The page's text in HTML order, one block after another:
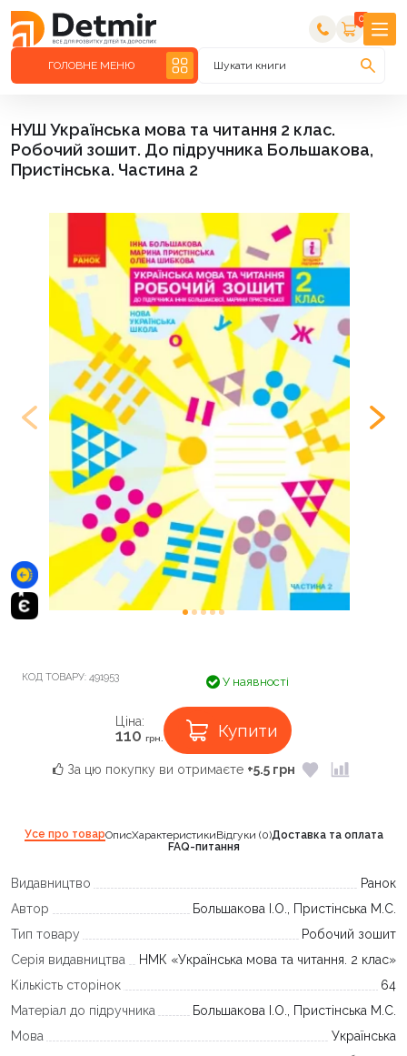
0
ГОЛОВНЕ МЕНЮ Шукати книги
НУШ Українська мова та читання 2 клас.
Робочий зошит. До підручника Большакова,
Пристінська. Частина 2
КОД ТОВАРУ: 491953 У наявності
Ціна:
110 грн. Купити
За цю покупку ви отримаєте +5.5 грн
Усе про товарОписХарактеристикиВідгуки (0)Доставка та оплата
FAQ-питання
Видавництво
Ранок
Автор
Большакова І.О., Пристінська М.С.
Тип товару
Робочий зошит
Серія видавництва
НМК «Українська мова та читання. 2 клас»
Кількість сторінок
64
Матеріал до підручника
Большакова І.О., Пристінська М.С.
Мова
Українська